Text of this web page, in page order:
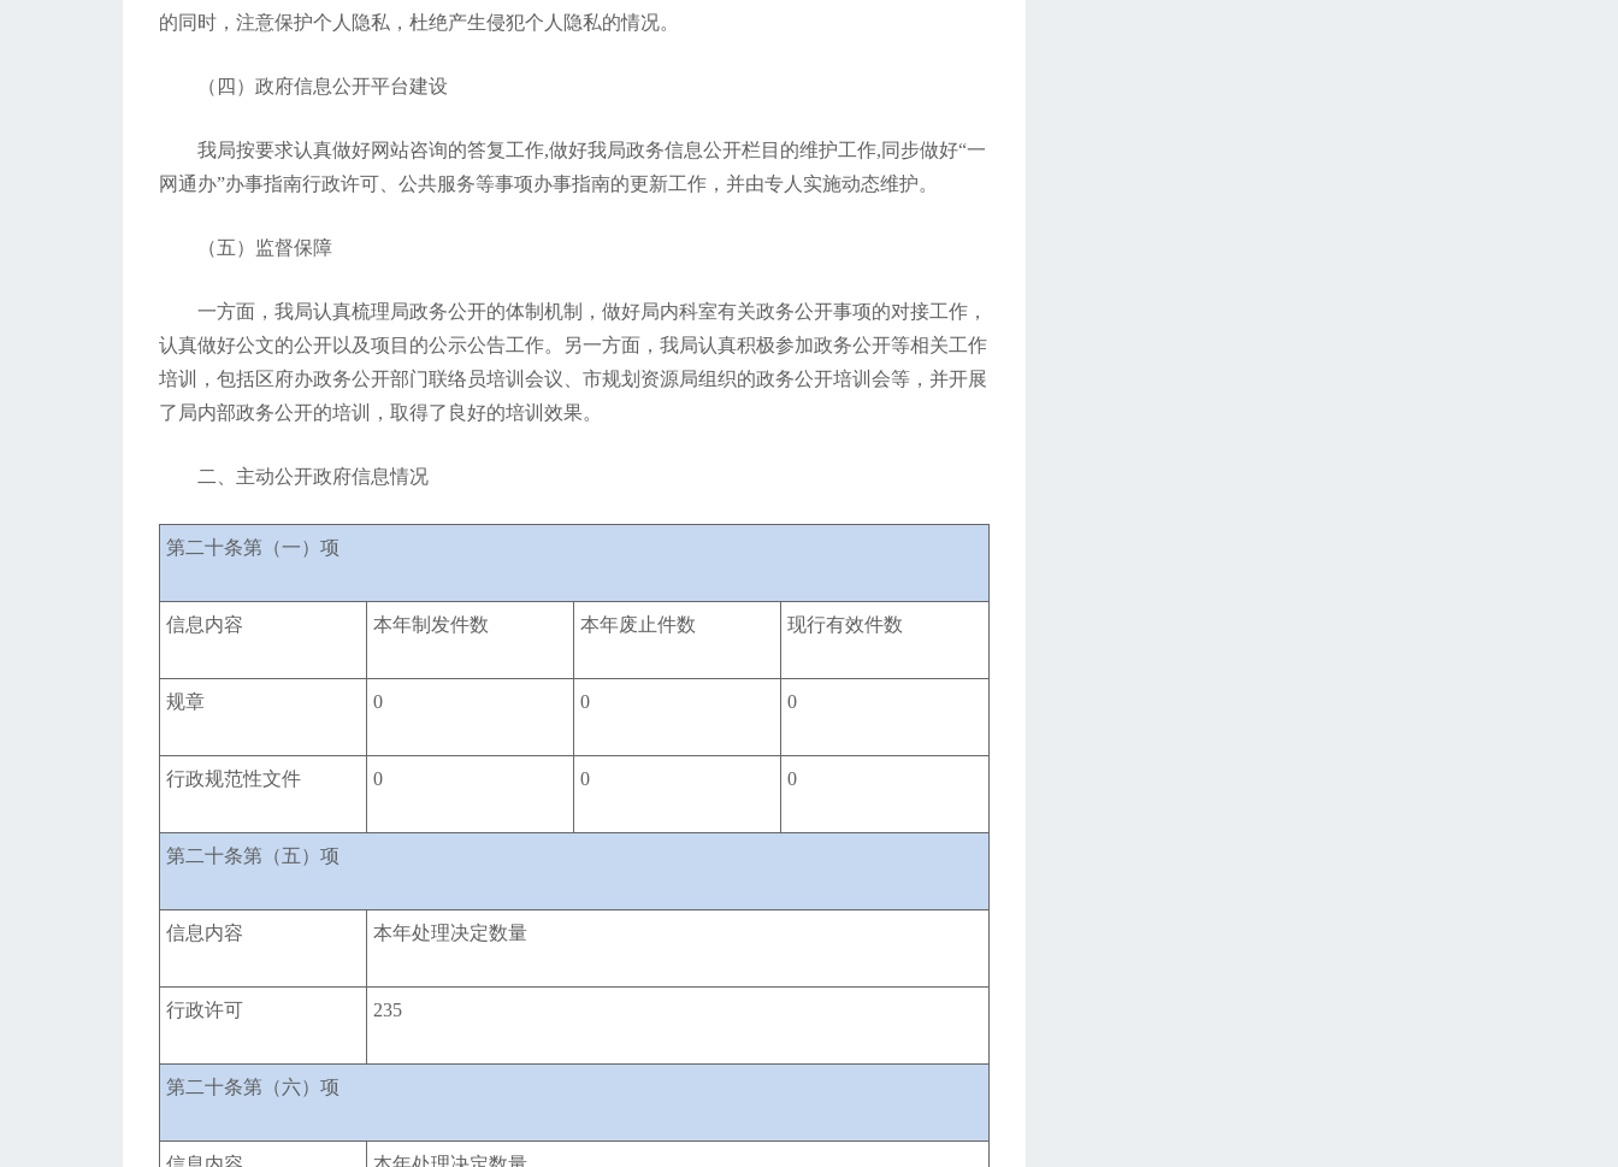
的同时，注意保护个人隐私，杜绝产生侵犯个人隐私的情况。
（四）政府信息公开平台建设
我局按要求认真做好网站咨询的答复工作,做好我局政务信息公开栏目的维护工作,同步做好“一
网通办”办事指南行政许可、公共服务等事项办事指南的更新工作，并由专人实施动态维护。
（五）监督保障
一方面，我局认真梳理局政务公开的体制机制，做好局内科室有关政务公开事项的对接工作，
认真做好公文的公开以及项目的公示公告工作。另一方面，我局认真积极参加政务公开等相关工作
培训，包括区府办政务公开部门联络员培训会议、市规划资源局组织的政务公开培训会等，并开展
了局内部政务公开的培训，取得了良好的培训效果。
二、主动公开政府信息情况
第二十条第（一）项
信息内容 本年制发件数 本年废止件数 现行有效件数
规章 0 0 0
行政规范性文件 0 0 0
第二十条第（五）项
信息内容 本年处理决定数量
行政许可 235
第二十条第（六）项